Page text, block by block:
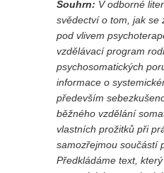
Vydání
Vydání
Vydání
Vydání
Vydání
Vydání
Souhrn: V odborné
svědectví o tom, jak se
pod vlivem
vzdělávací program
psychosomatických
informace o
především
běžného vzdělání
vlastních prožitků při
samozřejmou součástí
Předkládáme text,